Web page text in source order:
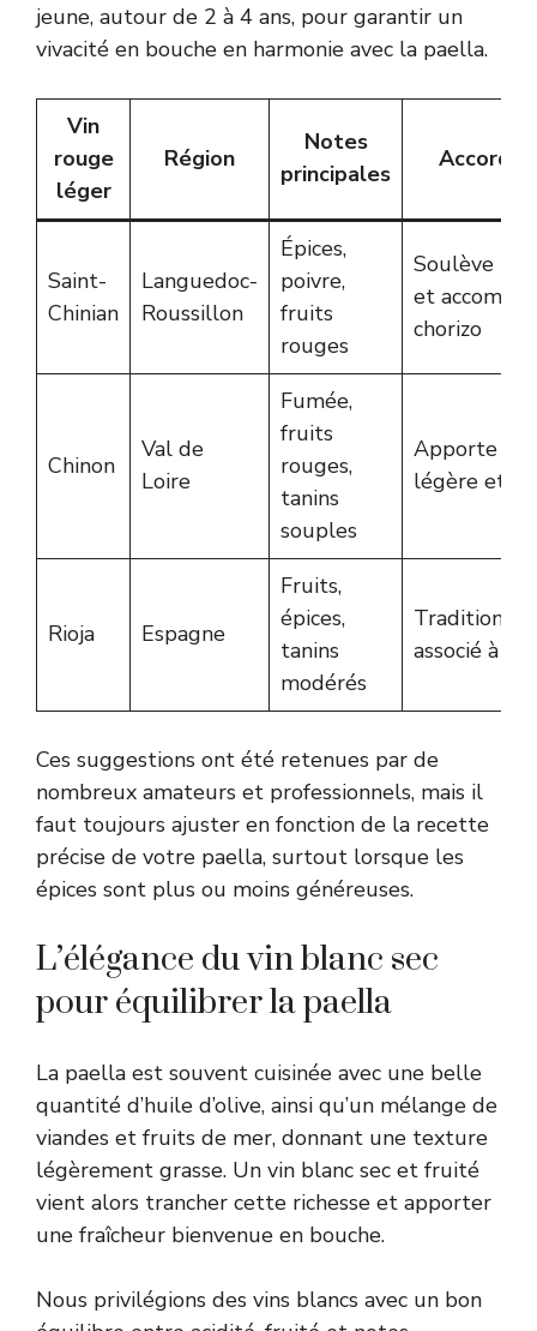
jeune, autour de 2 à 4 ans, pour garantir un
vivacité en bouche en harmonie avec la paella.
Vin
rouge
léger
Région
Notes
principales
Accord
Saint-
Chinian
Languedoc-
Roussillon
Épices,
poivre,
fruits
rouges
Soulève les
et
chorizo
Chinon
Val de
Loire
Fumée,
fruits
rouges,
tanins
souples
Apporte
légère et
Rioja Espagne
Fruits,
épices,
tanins
modérés
associé à la
Ces suggestions ont été retenues par de
nombreux amateurs et professionnels, mais il
faut toujours ajuster en fonction de la recette
précise de votre paella, surtout lorsque les
épices sont plus ou moins généreuses.
L’élégance du vin blanc sec
pour équilibrer la paella
La paella est souvent cuisinée avec une belle
quantité d’huile d’olive, ainsi qu’un mélange de
viandes et fruits de mer, donnant une texture
légèrement grasse. Un vin blanc sec et fruité
vient alors trancher cette richesse et apporter
une fraîcheur bienvenue en bouche.
Nous privilégions des vins blancs avec un bon